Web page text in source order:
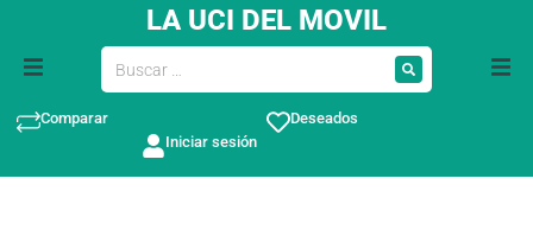
LA UCI DEL MOVIL
Comparar
Deseados
Iniciar sesión